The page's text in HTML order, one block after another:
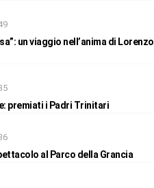
un viaggio nell’anima di Lorenzo
premiati i Padri Trinitari
al Parco della Grancia